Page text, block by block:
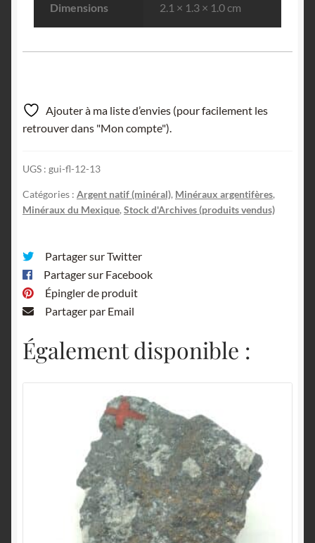
Dimensions 2.1 × 1.3 × 1.0 cm
Ajouter à ma liste d’envies (pour facilement les
retrouver dans "Mon compte").
UGS : gui-fl-12-13
Catégories : Argent natif (minéral), Minéraux argentifères,
Minéraux du Mexique, Stock d'Archives (produits vendus)
Partager sur Twitter
Partager sur Facebook
Épingler de produit
Partager par Email
Également disponible :